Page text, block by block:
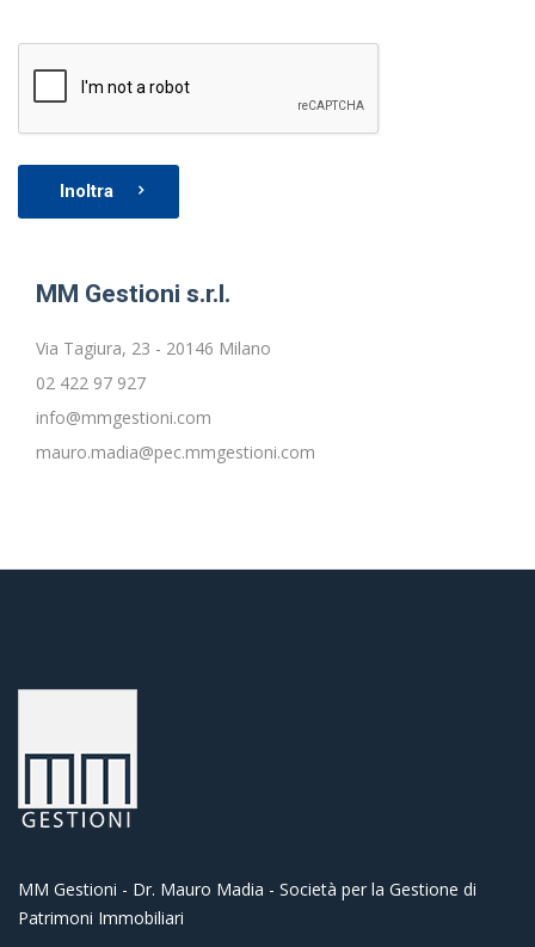
Inoltra
MM Gestioni s.r.l.
Via Tagiura, 23 - 20146 Milano
02 422 97 927
info@mmgestioni.com
mauro.madia@pec.mmgestioni.com
MM Gestioni - Dr. Mauro Madia - Società per la Gestione di
Patrimoni Immobiliari